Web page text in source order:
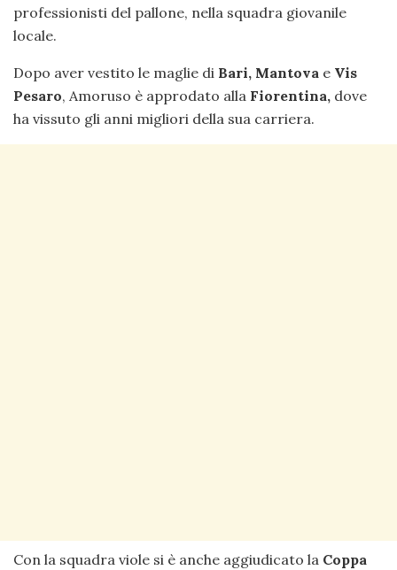
professionisti del pallone, nella squadra giovanile
locale.
Dopo aver vestito le maglie di Bari, Mantova e Vis
Pesaro, Amoruso è approdato alla Fiorentina, dove
ha vissuto gli anni migliori della sua carriera.
Con la squadra viole si è anche aggiudicato la Coppa